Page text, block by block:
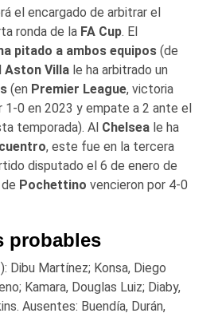
el encargado de arbitrar el
ronda de la FA Cup. El
pitado a ambos equipos (de
Aston Villa le ha arbitrado un
(en Premier League, victoria
1-0 en 2023 y empate a 2 ante el
temporada). Al Chelsea le ha
, este fue en la tercera
disputado el 6 de enero de
Pochettino vencieron por 4-0
probables
Dibu Martínez; Konsa, Diego
Kamara, Douglas Luiz; Diaby,
Ausentes: Buendía, Durán,